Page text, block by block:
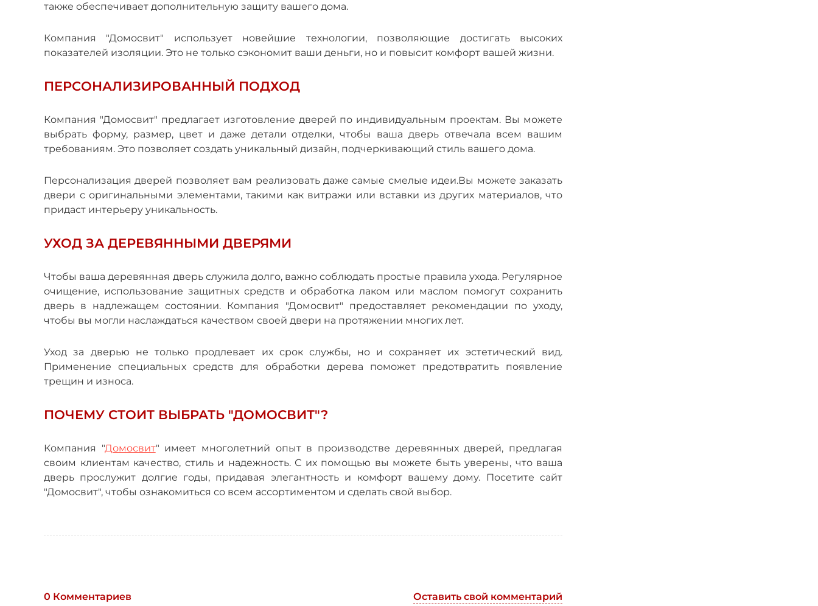
также обеспечивает дополнительную защиту вашего дома.
Компания "Домосвит" использует новейшие технологии, позволяющие достигать высоких
показателей изоляции. Это не только сэкономит ваши деньги, но и повысит комфорт вашей жизни.
ПЕРСОНАЛИЗИРОВАННЫЙ ПОДХОД
Компания "Домосвит" предлагает изготовление дверей по индивидуальным проектам. Вы можете
выбрать форму, размер, цвет и даже детали отделки, чтобы ваша дверь отвечала всем вашим
требованиям. Это позволяет создать уникальный дизайн, подчеркивающий стиль вашего дома.
Персонализация дверей позволяет вам реализовать даже самые смелые идеи.Вы можете заказать
двери с оригинальными элементами, такими как витражи или вставки из других материалов, что
придаст интерьеру уникальность.
УХОД ЗА ДЕРЕВЯННЫМИ ДВЕРЯМИ
Чтобы ваша деревянная дверь служила долго, важно соблюдать простые правила ухода. Регулярное
очищение, использование защитных средств и обработка лаком или маслом помогут сохранить
дверь в надлежащем состоянии. Компания "Домосвит" предоставляет рекомендации по уходу,
чтобы вы могли наслаждаться качеством своей двери на протяжении многих лет.
Уход за дверью не только продлевает их срок службы, но и сохраняет их эстетический вид.
Применение специальных средств для обработки дерева поможет предотвратить появление
трещин и износа.
ПОЧЕМУ СТОИТ ВЫБРАТЬ "ДОМОСВИТ"?
Компания "Домосвит" имеет многолетний опыт в производстве деревянных дверей, предлагая
своим клиентам качество, стиль и надежность. С их помощью вы можете быть уверены, что ваша
дверь прослужит долгие годы, придавая элегантность и комфорт вашему дому. Посетите сайт
"Домосвит", чтобы ознакомиться со всем ассортиментом и сделать свой выбор.
0 Комментариев Оставить свой комментарий